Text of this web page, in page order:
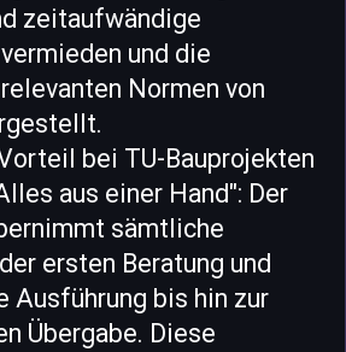
zeitaufwändige
und die
Normen von
bei TU-Bauprojekten
aus einer Hand": Der
sämtliche
ersten Beratung und
Ausführung bis hin zur
Übergabe. Diese